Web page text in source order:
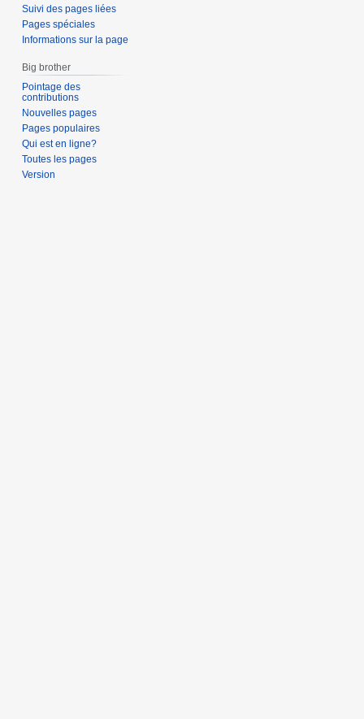
Suivi des pages liées
Pages spéciales
Informations sur la page
Big brother
Pointage des
contributions
Nouvelles pages
Pages populaires
Qui est en ligne?
Toutes les pages
Version